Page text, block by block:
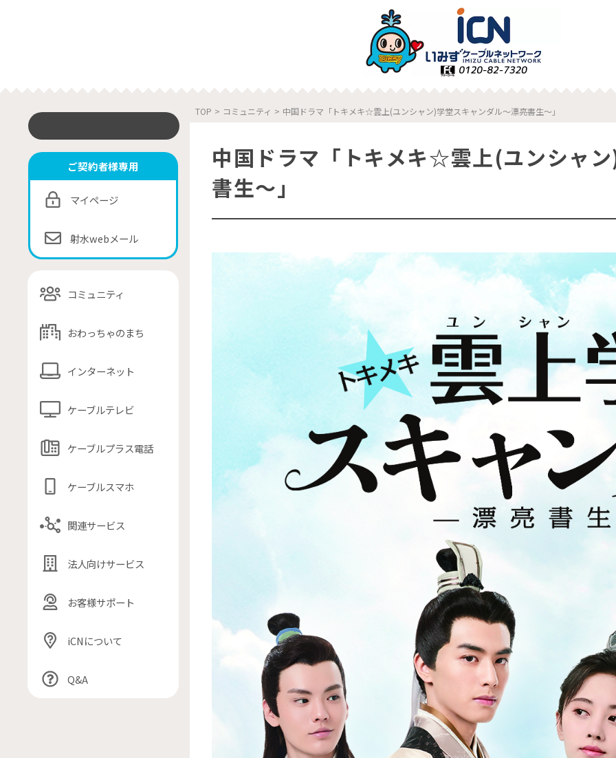
ご契約者様専用
マイページ
射水webメール
コミュニティ
おわっちゃのまち
インターネット
ケーブルテレビ
ケーブルプラス電話
ケーブルスマホ
関連サービス
法人向けサービス
お客様サポート
iCNについて
Q&A
TOP > コミュニティ > 中国ドラマ「トキメキ☆雲上(ユンシャン)学堂スキャンダル～漂亮書生～」
中国ドラマ「トキメキ☆雲上(ユンシャ
書生～」